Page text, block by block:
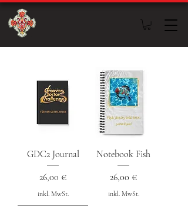
GDC2 Journal
Preis
26,00 €
inkl. MwSt.
Notebook Fish
Preis
26,00 €
inkl. MwSt.